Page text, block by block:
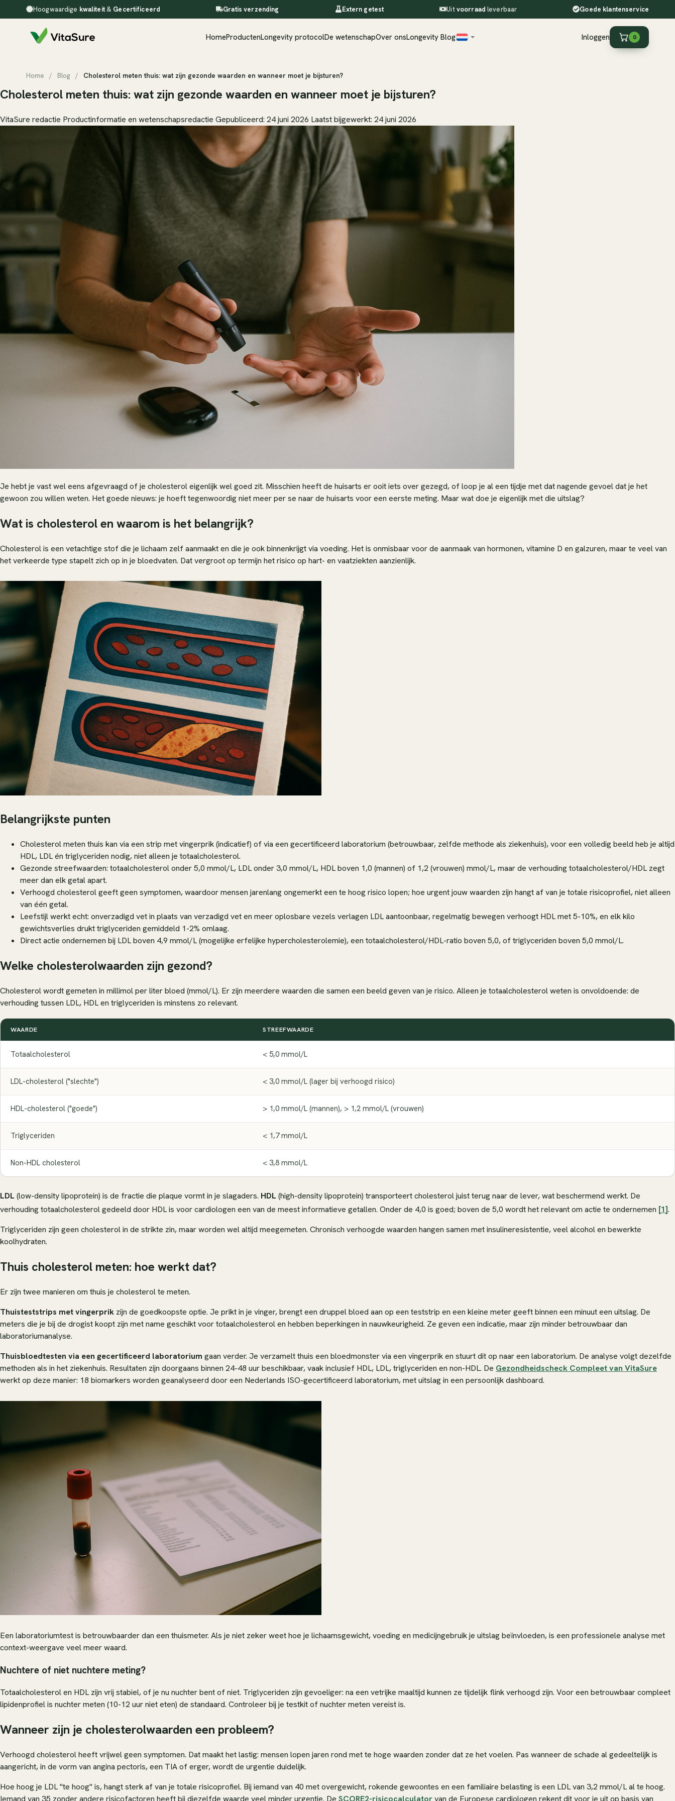
Hoogwaardige kwaliteit& Gecertificeerd Gratis verzending Extern getest Uitvoorraad leverbaar Goede klantenservice
HomeProductenLongevity protocolDe wetenschapOver onsLongevity Blog Inloggen 0
Home / Blog / Cholesterol meten thuis: wat zijn gezonde waarden en wanneer moet je bijsturen?
Cholesterol meten thuis: wat zijn gezonde waarden en wanneer moet je bijsturen?
VitaSure redactie Productinformatie en wetenschapsredactie Gepubliceerd: 24 juni 2026 Laatst bijgewerkt: 24 juni 2026
Je hebt je vast wel eens afgevraagd of je cholesterol eigenlijk wel goed zit. Misschien heeft de huisarts er ooit iets over gezegd, of loop je al een tijdje met dat nagende gevoel dat je het
gewoon zou willen weten. Het goede nieuws: je hoeft tegenwoordig niet meer per se naar de huisarts voor een eerste meting. Maar wat doe je eigenlijk met die uitslag?
Wat is cholesterol en waarom is het belangrijk?
Cholesterol is een vetachtige stof die je lichaam zelf aanmaakt en die je ook binnenkrijgt via voeding. Het is onmisbaar voor de aanmaak van hormonen, vitamine D en galzuren, maar te veel van
het verkeerde type stapelt zich op in je bloedvaten. Dat vergroot op termijn het risico op hart- en vaatziekten aanzienlijk.
Belangrijkste punten
Cholesterol meten thuis kan via een strip met vingerprik (indicatief) of via een gecertificeerd laboratorium (betrouwbaar, zelfde methode als ziekenhuis), voor een volledig beeld heb je altijd
HDL, LDL én triglyceriden nodig, niet alleen je totaalcholesterol.
Gezonde streefwaarden: totaalcholesterol onder 5,0 mmol/L, LDL onder 3,0 mmol/L, HDL boven 1,0 (mannen) of 1,2 (vrouwen) mmol/L, maar de verhouding totaalcholesterol/HDL zegt
meer dan elk getal apart.
Verhoogd cholesterol geeft geen symptomen, waardoor mensen jarenlang ongemerkt een te hoog risico lopen; hoe urgent jouw waarden zijn hangt af van je totale risicoprofiel, niet alleen
van één getal.
Leefstijl werkt echt: onverzadigd vet in plaats van verzadigd vet en meer oplosbare vezels verlagen LDL aantoonbaar, regelmatig bewegen verhoogt HDL met 5-10%, en elk kilo
gewichtsverlies drukt triglyceriden gemiddeld 1-2% omlaag.
Direct actie ondernemen bij LDL boven 4,9 mmol/L (mogelijke erfelijke hypercholesterolemie), een totaalcholesterol/HDL-ratio boven 5,0, of triglyceriden boven 5,0 mmol/L.
Welke cholesterolwaarden zijn gezond?
Cholesterol wordt gemeten in millimol per liter bloed (mmol/L). Er zijn meerdere waarden die samen een beeld geven van je risico. Alleen je totaalcholesterol weten is onvoldoende: de
verhouding tussen LDL, HDL en triglyceriden is minstens zo relevant.
WAARDE STREEFWAARDE
Totaalcholesterol < 5,0 mmol/L
LDL-cholesterol ("slechte") < 3,0 mmol/L (lager bij verhoogd risico)
HDL-cholesterol ("goede") > 1,0 mmol/L (mannen), > 1,2 mmol/L (vrouwen)
Triglyceriden < 1,7 mmol/L
Non-HDL cholesterol < 3,8 mmol/L
LDL (low-density lipoprotein) is de fractie die plaque vormt in je slagaders. HDL (high-density lipoprotein) transporteert cholesterol juist terug naar de lever, wat beschermend werkt. De
verhouding totaalcholesterol gedeeld door HDL is voor cardiologen een van de meest informatieve getallen. Onder de 4,0 is goed; boven de 5,0 wordt het relevant om actie te ondernemen [1].
Triglyceriden zijn geen cholesterol in de strikte zin, maar worden wel altijd meegemeten. Chronisch verhoogde waarden hangen samen met insulineresistentie, veel alcohol en bewerkte
koolhydraten.
Thuis cholesterol meten: hoe werkt dat?
Er zijn twee manieren om thuis je cholesterol te meten.
Thuisteststrips met vingerprik zijn de goedkoopste optie. Je prikt in je vinger, brengt een druppel bloed aan op een teststrip en een kleine meter geeft binnen een minuut een uitslag. De
meters die je bij de drogist koopt zijn met name geschikt voor totaalcholesterol en hebben beperkingen in nauwkeurigheid. Ze geven een indicatie, maar zijn minder betrouwbaar dan
laboratoriumanalyse.
Thuisbloedtesten via een gecertificeerd laboratorium gaan verder. Je verzamelt thuis een bloedmonster via een vingerprik en stuurt dit op naar een laboratorium. De analyse volgt dezelfde
methoden als in het ziekenhuis. Resultaten zijn doorgaans binnen 24-48 uur beschikbaar, vaak inclusief HDL, LDL, triglyceriden en non-HDL. De Gezondheidscheck Compleet van VitaSure
werkt op deze manier: 18 biomarkers worden geanalyseerd door een Nederlands ISO-gecertificeerd laboratorium, met uitslag in een persoonlijk dashboard.
Een laboratoriumtest is betrouwbaarder dan een thuismeter. Als je niet zeker weet hoe je lichaamsgewicht, voeding en medicijngebruik je uitslag beïnvloeden, is een professionele analyse met
context-weergave veel meer waard.
Nuchtere of niet nuchtere meting?
Totaalcholesterol en HDL zijn vrij stabiel, of je nu nuchter bent of niet. Triglyceriden zijn gevoeliger: na een vetrijke maaltijd kunnen ze tijdelijk flink verhoogd zijn. Voor een betrouwbaar compleet
lipidenprofiel is nuchter meten (10-12 uur niet eten) de standaard. Controleer bij je testkit of nuchter meten vereist is.
Wanneer zijn je cholesterolwaarden een probleem?
Verhoogd cholesterol heeft vrijwel geen symptomen. Dat maakt het lastig: mensen lopen jaren rond met te hoge waarden zonder dat ze het voelen. Pas wanneer de schade al gedeeltelijk is
aangericht, in de vorm van angina pectoris, een TIA of erger, wordt de urgentie duidelijk.
Hoe hoog je LDL "te hoog" is, hangt sterk af van je totale risicoprofiel. Bij iemand van 40 met overgewicht, rokende gewoontes en een familiaire belasting is een LDL van 3,2 mmol/L al te hoog.
Iemand van 35 zonder andere risicofactoren heeft bij diezelfde waarde veel minder urgentie. De SCORE2-risicocalculatorvan de Europese cardiologen rekent dit voor je uit op basis van